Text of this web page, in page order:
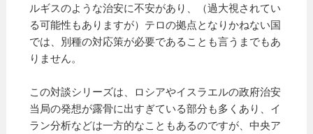
ルギスのような治安に不安があり、（過大視されてい
る可能性もありますが）テロの拠点となりかねない国
では、別種の対応策が必要であることも言うまでもあ
りません。
この対談シリーズは、ロシアやイスラエルの政府治安
当局の発想が露骨に出すぎている部分も多くあり、イ
ラン分析などは一方的なこともあるのですが、中央ア